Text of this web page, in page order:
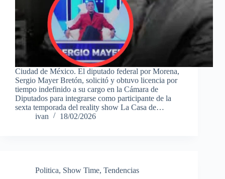
Ciudad de México. El diputado federal por Morena,
Sergio Mayer Bretón, solicitó y obtuvo licencia por
tiempo indefinido a su cargo en la Cámara de
Diputados para integrarse como participante de la
sexta temporada del reality show La Casa de…
ivan
18/02/2026
Politica, Show Time, Tendencias